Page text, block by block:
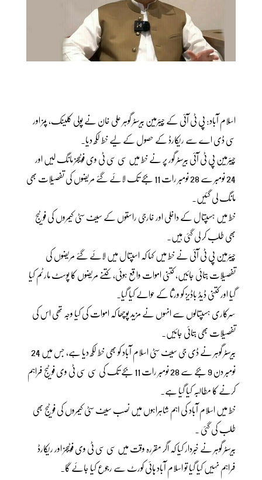
اسلام آباد: پی ٹی آئی کے چیئرمین بیرسٹر گوہر علی خان نے پولی کلینک، پمز اور
سی ڈی اے سے ریکارڈ کے حصول کے لیے خط لکھ دیا۔
چیئرمین پی ٹی آئی بیرسٹر گور پر نے خط میں سی سی ٹی وی فوٹیجز مانگ لیں اور
24 نومبر سے 28 نومبر رات 11 بجے تک لائے گئے مریضوں کی تفصیلات بھی
مانگ لی گئیں۔
خط میں ہسپتال کے داخلی اور خارجی راستوں کے سیف سٹی کیمروں کی فوٹیج
بھی طلب کر لی گئی ہیں۔
چیئرمین پی ٹی آئی نے خط میں کہا کہ اسپتال میں لائے گئے مریضوں کی
تفصیلات بتائی جائیں، کتنی اموات واقع ہوئی، کتنے مریضوں کا پوسٹ مارٹم کیا
گیا اور کتنی ڈیڈ باڈیز کو ورثا کے حوالے کیا گیا۔
سرکاری ہسپتالوں سے انہوں نے مزید پوچھا کہ اموات کی کیا وجہ تھی اس کی
تفصیلات بھی بتائی جائیں۔
بیرسٹر گوہر نے ڈی جی سیف سٹی اسلام آباد کو بھی خط لکھ دیا ہے، جس میں 24
نومبر دن 9 بجے سے 28 نومبر رات 11 بجے تک کی سی سی ٹی وی فوٹیج فراہم
کرنے کا مطالبہ کیا گیا ہے۔
خط میں اسلام آباد کی اہم شاہراہوں میں نصب سیف سٹی کیمروں کی فوٹیج بھی
طلب کی گئی ۔
بیرسٹر گوہر نے خبردار کیا کہ اگر مقررہ وقت میں سی سی ٹی وی فوٹیجز اور ریکارڈ
فراہم نہیں کیا گیا تو اسلام آباد ہائی کورٹ سے رجوع کیا جائے گا۔